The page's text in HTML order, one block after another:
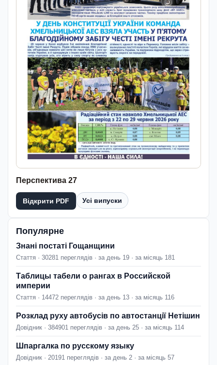
Перспектива 27
Відкрити PDF Усі випуски
Популярне
Знані постаті Гощанщини
Стаття · 30281 переглядів · за день 19 · за місяць 181
Таблицы табели о рангах в Российской
империи
Стаття · 14472 переглядів · за день 13 · за місяць 116
Розклад руху автобусів по автостанції Нетішин
Довідник · 384901 переглядів · за день 25 · за місяць 114
Шпаргалка по русскому языку
Довідник · 20191 переглядів · за день 2 · за місяць 57